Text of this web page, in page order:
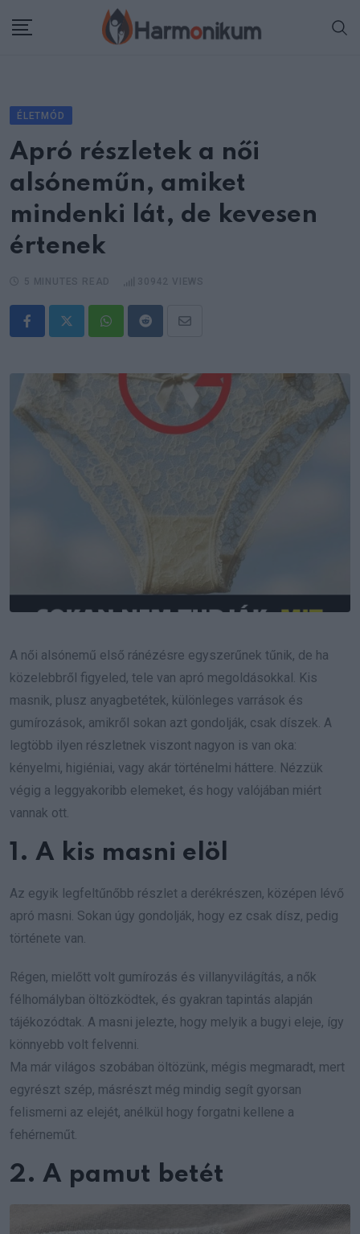
ÉLETMÓD
Apró részletek a női
alsóneműn, amiket
mindenki lát, de kevesen
értenek
WhatsappRedditShare
Email
A női alsónemű első ránézésre egyszerűnek tűnik, de ha
közelebbről figyeled, tele van apró megoldásokkal. Kis
masnik, plusz anyagbetétek, különleges varrások és
gumírozások, amikről sokan azt gondolják, csak díszek. A
legtöbb ilyen részletnek viszont nagyon is van oka:
kényelmi, higiéniai, vagy akár történelmi háttere. Nézzük
végig a leggyakoribb elemeket, és hogy valójában miért
vannak ott.
1. A kis masni elöl
Az egyik legfeltűnőbb részlet a derékrészen, középen lévő
apró masni. Sokan úgy gondolják, hogy ez csak dísz, pedig
története van.
Régen, mielőtt volt gumírozás és villanyvilágítás, a nők
félhomályban öltözködtek, és gyakran tapintás alapján
tájékozódtak. A masni jelezte, hogy melyik a bugyi eleje, így
könnyebb volt felvenni.
Ma már világos szobában öltözünk, mégis megmaradt, mert
egyrészt szép, másrészt még mindig segít gyorsan
felismerni az elejét, anélkül hogy forgatni kellene a
fehérneműt.
2. A pamut betét